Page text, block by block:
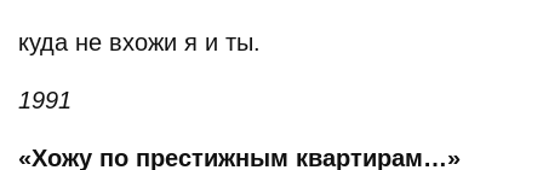
куда не вхожи я и ты.
1991
«Хожу по престижным квартирам…»